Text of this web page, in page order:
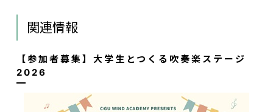
関連情報
【参加者募集】大学生とつくる吹奏楽ステージ
2026